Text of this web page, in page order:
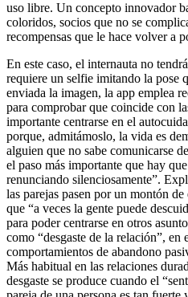
uso libre. Un concepto innovador
coloridos, socios que no se
recompensas que le hace volver a
En este caso, el internauta no
requiere un selfie imitando la pose
enviada la imagen, la app emplea
para comprobar que coincide con
importante centrarse en el
porque, admitámoslo, la vida es
alguien que no sabe comunicarse
el paso más importante que hay
renunciando silenciosamente”.
las parejas pasen por un montón
que “a veces la gente puede
para poder centrarse en otros
como “desgaste de la relación”, en
comportamientos de abandono
Más habitual en las relaciones
desgaste se produce cuando el